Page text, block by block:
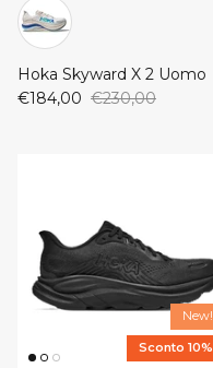
New Balance
ON
ON
Saucony
Hoka Skyward X 2 Uomo
€184,00 €230,00
New!
Sconto 10%